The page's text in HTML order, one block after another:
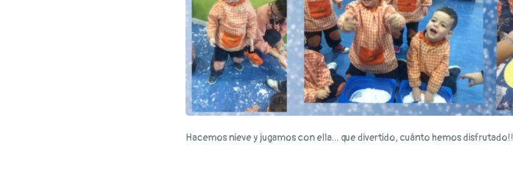
Hacemos nieve y jugamos con ella... que divertido, cuánto hemos disfrutado!!